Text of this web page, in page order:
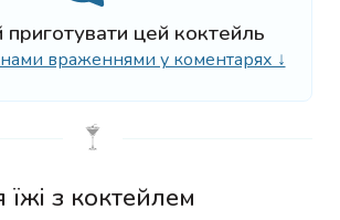
цей коктейль
нами враженнями у коментарях ↓
з коктейлем